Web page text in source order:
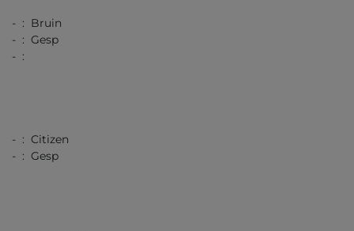
- : Bruin
- : Gesp
- :
- : Citizen
- : Gesp